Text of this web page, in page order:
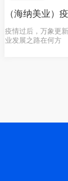
疫情过后，万象更
业发展之路在何方